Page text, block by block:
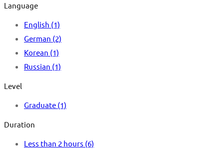
Language
English (1)
German (2)
Korean (1)
Russian (1)
Level
Graduate (1)
Duration
Less than 2 hours (6)